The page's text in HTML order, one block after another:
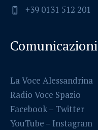
+39 0131 512 201
Comunicazioni
La Voce Alessandrina
Radio Voce Spazio
Facebook– Twitter
YouTube – Instagram